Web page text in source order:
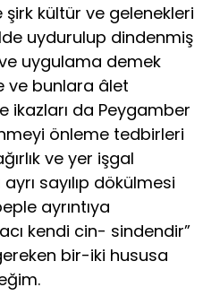
kültür ve gelenekleri
uydurulup dindenmiş
uygulama demek
ve bunlara âlet
ikazları da Peygamber
önleme tedbirleri
ve yer iş­gal
sayılıp dökülmesi
ayrıntıya
kendi cin- sindendir”
bir-iki hususa